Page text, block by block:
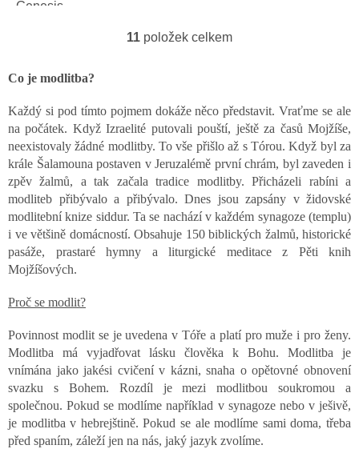
Genesis...
O
d
a
c
í
p
r
v
k
y
v
ý
11 položek celkem
Co je modlitba?
Každý si pod tímto pojmem dokáže něco představit. Vraťme se ale
na počátek. Když Izraelité putovali pouští, ještě za časů Mojžíše,
neexistovaly žádné modlitby. To vše přišlo až s Tórou. Když byl za
krále Šalamouna postaven v Jeruzalémě první chrám, byl zaveden i
zpěv žalmů, a tak začala tradice modlitby. Přicházeli rabíni a
modliteb přibývalo a přibývalo. Dnes jsou zapsány v židovské
modlitební knize siddur. Ta se nachází v každém synagoze (templu)
i ve většině domácností. Obsahuje 150 biblických žalmů, historické
pasáže, prastaré hymny a liturgické meditace z Pěti knih
Mojžíšových.
Proč se modlit?
Povinnost modlit se je uvedena v Tóře a platí pro muže i pro ženy.
Modlitba má vyjadřovat lásku člověka k Bohu. Modlitba je
vnímána jako jakési cvičení v kázni, snaha o opětovné obnovení
svazku s Bohem. Rozdíl je mezi modlitbou soukromou a
společnou. Pokud se modlíme například v synagoze nebo v ješivě,
je modlitba v hebrejštině. Pokud se ale modlíme sami doma, třeba
před spaním, záleží jen na nás, jaký jazyk zvolíme.